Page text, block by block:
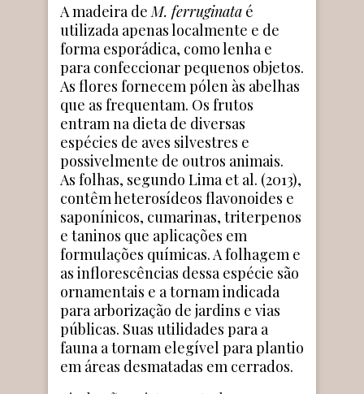
A madeira de M. ferruginata é
utilizada apenas localmente e de
forma esporádica, como lenha e
para confeccionar pequenos objetos.
As flores fornecem pólen às abelhas
que as frequentam. Os frutos
entram na dieta de diversas
espécies de aves silvestres e
possivelmente de outros animais.
As folhas, segundo Lima et al. (2013),
contêm heterosídeos flavonoides e
saponínicos, cumarinas, triterpenos
e taninos que aplicações em
formulações químicas. A folhagem e
as inflorescências dessa espécie são
ornamentais e a tornam indicada
para arborização de jardins e vias
públicas. Suas utilidades para a
fauna a tornam elegível para plantio
em áreas desmatadas em cerrados.